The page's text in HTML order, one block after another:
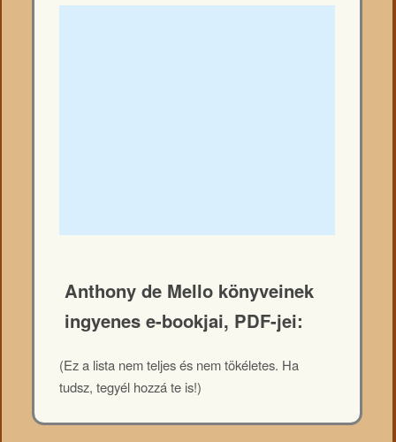
Anthony de Mello könyveinek
ingyenes e-bookjai, PDF-jei:
(Ez a lista nem teljes és nem tökéletes. Ha
tudsz, tegyél hozzá te is!)